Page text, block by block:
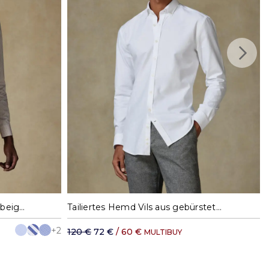
innerhalb des Schengen-Raums: 12.65 €
€
Menthon tailliertes Hemd mit beige Streifen - Button down Kragen
+2
S M L XL XXLTailiertes Hemd Vils aus gebürstetem Oxford weiß - Button-Down-Kragen
120 € 72 € / 60 € MULTIBUY